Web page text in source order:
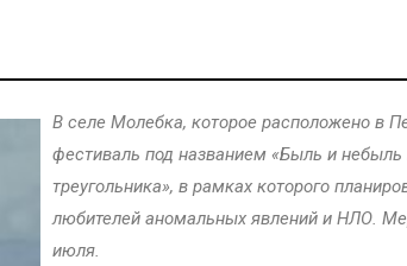
В селе Молебка, которое расположено в
фестиваль под названием «Быль и
треугольника», в рамках которого
любителей аномальных явлений и НЛО.
июля.